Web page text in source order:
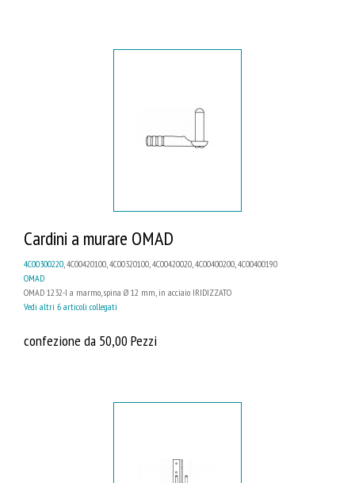
Cardini a murare OMAD
4C00300220 , 4C00420100, 4C00320100, 4C00420020, 4C00400200, 4C00400190
OMAD
OMAD 1232-I a marmo, spina Ø 12 mm, in acciaio IRIDIZZATO
Vedi altri 6 articoli collegati
confezione da 50,00 Pezzi